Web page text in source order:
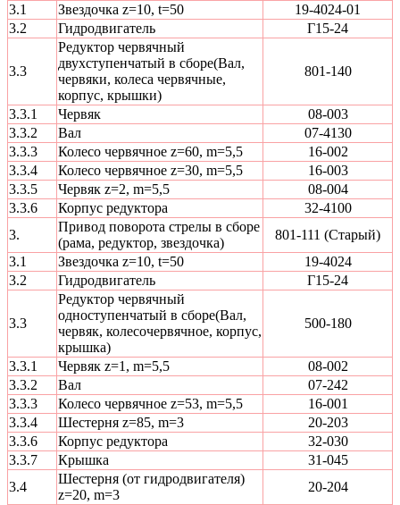
3.1
Звездочка z=10, t=50
19-4024-01
3.2
Гидродвигатель Г15-24
3.3
Редуктор червячный
двухступенчатый в сборе(Вал,
червяки, колеса червячные,
корпус, крышки)
801-140
3.3.1 Червяк
08-003
3.3.2
Вал
07-4130
3.3.3
Колесо червячное z=60, m=5,5
16-002
3.3.4
Колесо червячное z=30, m=5,5
16-003
3.3.5
Червяк z=2, m=5,5
08-004
3.3.6
Корпус редуктора
32-4100
3.
Привод поворота стрелы в сборе
(рама, редуктор, звездочка)
801-111 (Cтарый)
3.1
Звездочка z=10, t=50
19-4024
3.2
Гидродвигатель Г15-24
3.3
Редуктор червячный
одноступенчатый в сборе(Вал,
червяк, колесочервячное, корпус,
крышка)
500-180
3.3.1 Червяк z=1, m=5,5
08-002
3.3.2
Вал
07-242
3.3.3
Колесо червячное z=53, m=5,5
16-001
3.3.4
Шестерня z=85, m=3
20-203
3.3.6
Корпус редуктора
32-030
3.3.7
Крышка
31-045
3.4
Шестерня (от гидродвигателя)
z=20, m=3
20-204